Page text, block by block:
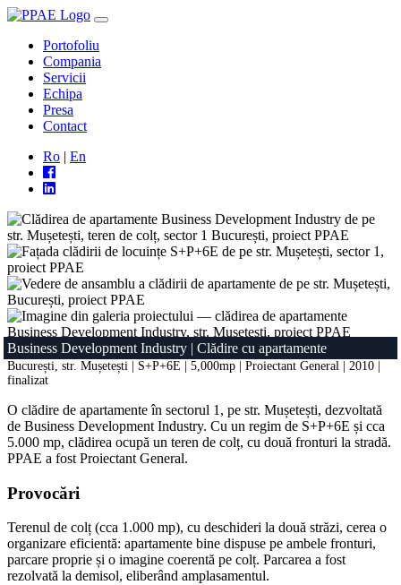
Portofoliu
Compania
Servicii
Echipa
Presa
Contact
Ro | En
Business Development Industry | Clădire cu apartamente
București, str. Mușetești | S+P+6E | 5,000mp | Proiectant General | 2010 |
finalizat
O clădire de apartamente în sectorul 1, pe str. Mușetești, dezvoltată
de Business Development Industry. Cu un regim de S+P+6E și cca
5.000 mp, clădirea ocupă un teren de colț, cu două fronturi la stradă.
PPAE a fost Proiectant General.
Provocări
Terenul de colț (cca 1.000 mp), cu deschideri la două străzi, cerea o
organizare eficientă: apartamente bine dispuse pe ambele fronturi,
parcare proprie și o imagine coerentă pe colț. Parcarea a fost
rezolvată la demisol, eliberând amplasamentul.